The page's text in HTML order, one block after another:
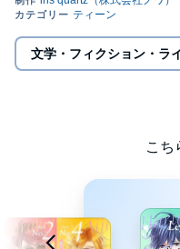
文学・フィクション・ラ
こち